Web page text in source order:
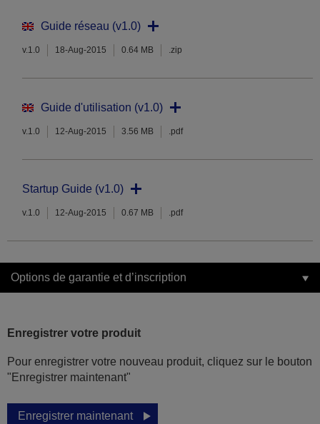
Guide réseau (v1.0)
v.1.0 18-Aug-2015 0.64 MB .zip
Guide d'utilisation (v1.0)
v.1.0 12-Aug-2015 3.56 MB .pdf
Startup Guide (v1.0)
v.1.0 12-Aug-2015 0.67 MB .pdf
Options de garantie et d’inscription
Enregistrer votre produit
Pour enregistrer votre nouveau produit, cliquez sur le bouton
"Enregistrer maintenant"
Enregistrer maintenant